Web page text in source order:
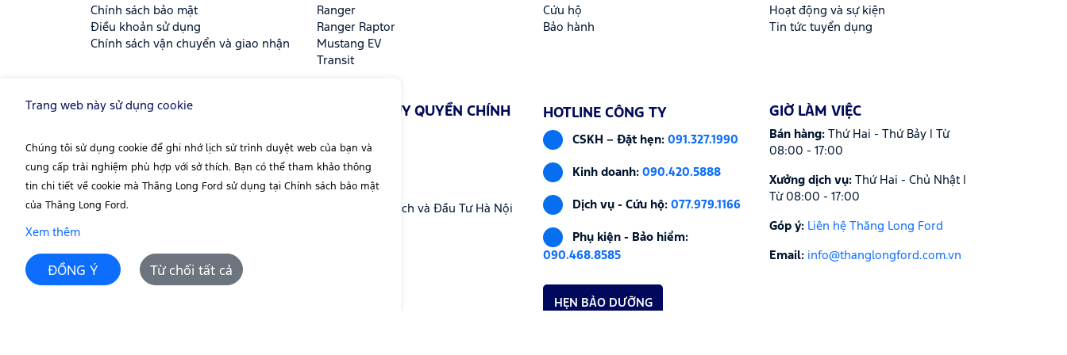
Chính sách bảo mật
Điều khoản sử dụng
Chính sách vận chuyển và giao nhận
Ranger
Ranger Raptor
Mustang EV
Transit
Cứu hộ
Bảo hành
Hoạt động và sự kiện
Tin tức tuyển dụng
THĂNG LONG FORD - ĐẠI LÝ TIÊU CHUẨN 3S ỦY QUYỀN CHÍNH
Địa chỉ:Số 105 Láng Hạ, Phường Đống Đa, Hà Nội
Email: info@thanglongford.com.vn
Số ĐKKD: 0106007541 cấp ngày 08/10/2012 tại Sở Kế Hoạch và Đầu Tư Hà Nội
HOTLINE CÔNG TY
CSKH – Đặt hẹn: 091.327.1990
Kinh doanh: 090.420.5888
Dịch vụ - Cứu hộ: 077.979.1166
Phụ kiện - Bảo hiểm:
090.468.8585
HẸN BẢO DƯỠNG
GIỜ LÀM VIỆC
Bán hàng:
Thứ Hai - Thứ Bảy | Từ
08:00 - 17:00
Xưởng dịch vụ:
Thứ Hai - Chủ Nhật |
Từ 08:00 - 17:00
Góp ý: Liên hệ Thăng Long Ford
Email: info@thanglongford.com.vn
Trang web này sử dụng cookie
Chúng tôi sử dụng cookie để ghi nhớ lịch sử trình duyệt web của bạn và
cung cấp trải nghiệm phù hợp với sở thích. Bạn có thể tham khảo thông
tin chi tiết về cookie mà Thăng Long Ford sử dụng tại Chính sách bảo mật
của Thăng Long Ford.
Xem thêm
ĐỒNG Ý Từ chối tất cả